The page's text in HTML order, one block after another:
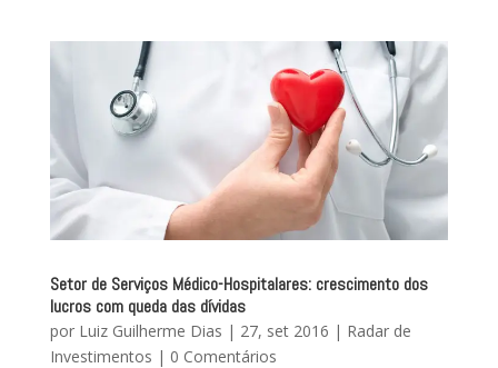
Setor de Serviços Médico-Hospitalares: crescimento dos
lucros com queda das dívidas
por Luiz Guilherme Dias | 27, set 2016 | Radar de
Investimentos | 0 Comentários